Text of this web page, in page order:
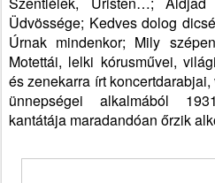
Üdvössége; Kedves dolog
Úrnak mindenkor; Mily
Motettái, lelki kórusművei,
és zenekarra írt
ünnepségei alkalmából
kantátája maradandóan őrzik